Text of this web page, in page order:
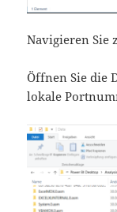
Navigieren Sie
Öffnen Sie die
lokale